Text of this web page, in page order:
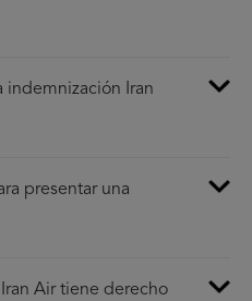
indemnización Iran
presentar una
Air tiene derecho